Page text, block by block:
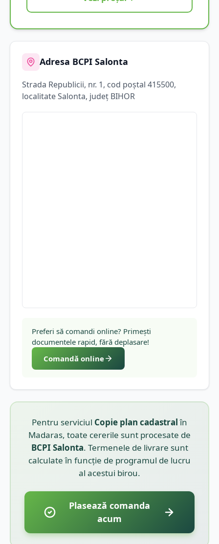
Adresa BCPI Salonta
Strada Republicii, nr. 1, cod poștal 415500,
localitateSalonta, județ BIHOR
Preferi să comandi online? Primești
documentele rapid, fără deplasare!
Comandă online
Pentru serviciul Copie plan cadastralîn
Madaras, toate cererile sunt procesate de
BCPI Salonta. Termenele de livrare sunt
calculate în funcție de programul de lucru
al acestui birou.
Plasează comanda
acum